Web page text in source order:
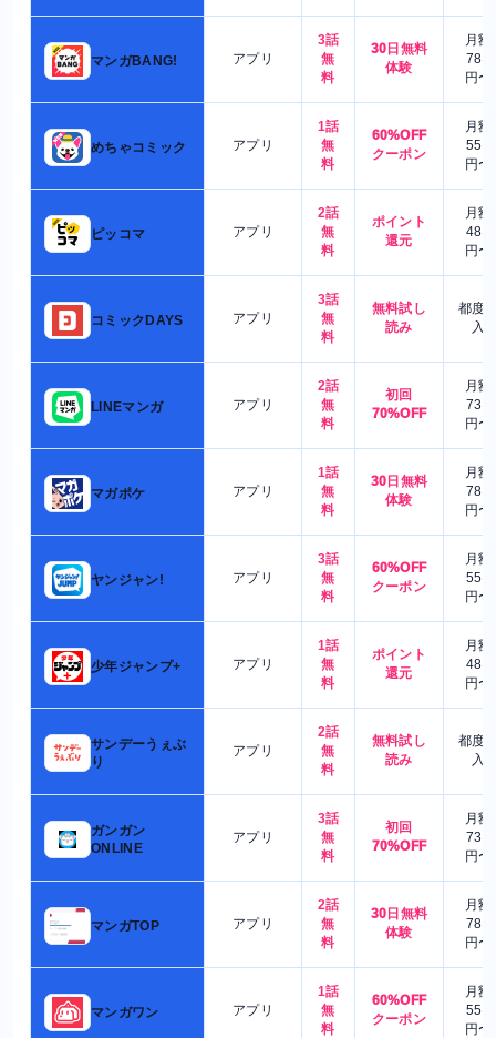
マンガBANG! アプリ
3話
無
料
30日無料
体験
月額
780
円〜
めちゃコミック アプリ
1話
無
料
60%OFF
クーポン
月額
550
円〜
ピッコマ アプリ
2話
無
料
ポイント
還元
月額
480
円〜
コミックDAYS アプリ
3話
無
料
無料試し
読み
都度
入
LINEマンガ アプリ
2話
無
料
初回
70%OFF
月額
730
円〜
マガポケ アプリ
1話
無
料
30日無料
体験
月額
780
円〜
ヤンジャン! アプリ
3話
無
料
60%OFF
クーポン
月額
550
円〜
少年ジャンプ+ アプリ
1話
無
料
ポイント
還元
月額
480
円〜
サンデーうぇぶ
り
アプリ
2話
無
料
無料試し
読み
都度
入
ガンガン
ONLINE
アプリ
3話
無
料
初回
70%OFF
月額
730
円〜
マンガTOP アプリ
2話
無
料
30日無料
体験
月額
780
円〜
マンガワン アプリ
1話
無
料
60%OFF
クーポン
月額
550
円〜